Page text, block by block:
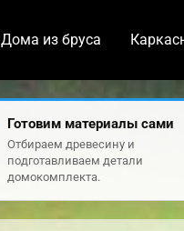
Дома из бруса
Готовим материалы сами
Отбираем древесину и
подготавливаем детали
домокомплекта.